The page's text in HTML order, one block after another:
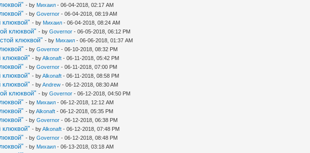
- by Михаил - 06-04-2018, 02:17 AM
- byGovernor - 06-04-2018, 08:19 AM
клюквой" - by Михаил - 06-04-2018, 08:24 AM
клюквой" - byGovernor - 06-05-2018, 06:12 PM
клюквой" - by Михаил - 06-06-2018, 01:37 AM
- byGovernor - 06-10-2018, 08:32 PM
клюквой" - byAlkonaft - 06-11-2018, 05:42 PM
- byGovernor - 06-11-2018, 07:00 PM
клюквой" - byAlkonaft - 06-11-2018, 08:58 PM
клюквой" - byAndrew - 06-12-2018, 08:30 AM
клюквой" - byGovernor - 06-12-2018, 04:50 PM
- by Михаил - 06-12-2018, 12:12 AM
- byAlkonaft - 06-12-2018, 05:35 PM
- byGovernor - 06-12-2018, 06:38 PM
клюквой" - byAlkonaft - 06-12-2018, 07:48 PM
- byGovernor - 06-12-2018, 08:48 PM
- by Михаил - 06-13-2018, 03:18 AM